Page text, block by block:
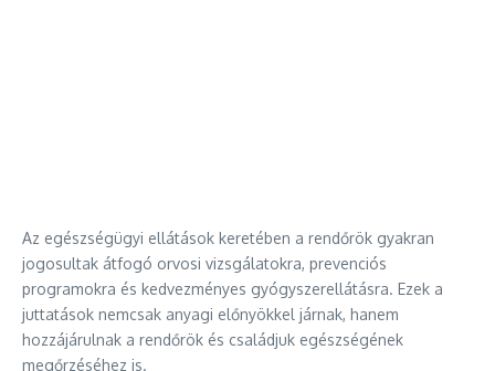
Az egészségügyi ellátások keretében a rendőrök gyakran
jogosultak átfogó orvosi vizsgálatokra, prevenciós
programokra és kedvezményes gyógyszerellátásra. Ezek a
juttatások nemcsak anyagi előnyökkel járnak, hanem
hozzájárulnak a rendőrök és családjuk egészségének
megőrzéséhez is.